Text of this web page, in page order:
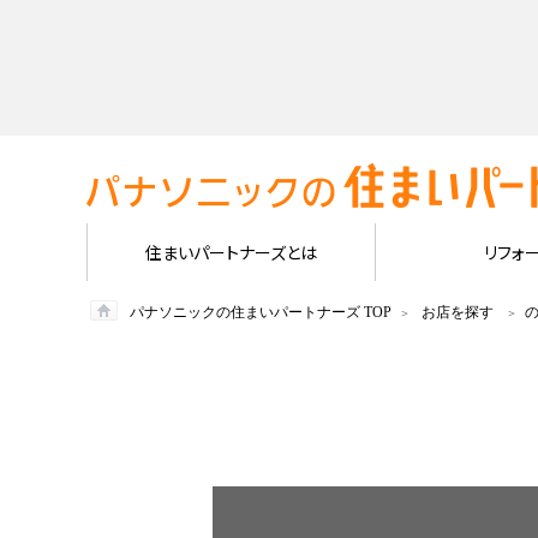
住まいパートナーズとは リフォ
パナソニックの住まいパートナーズ TOP お店を探す